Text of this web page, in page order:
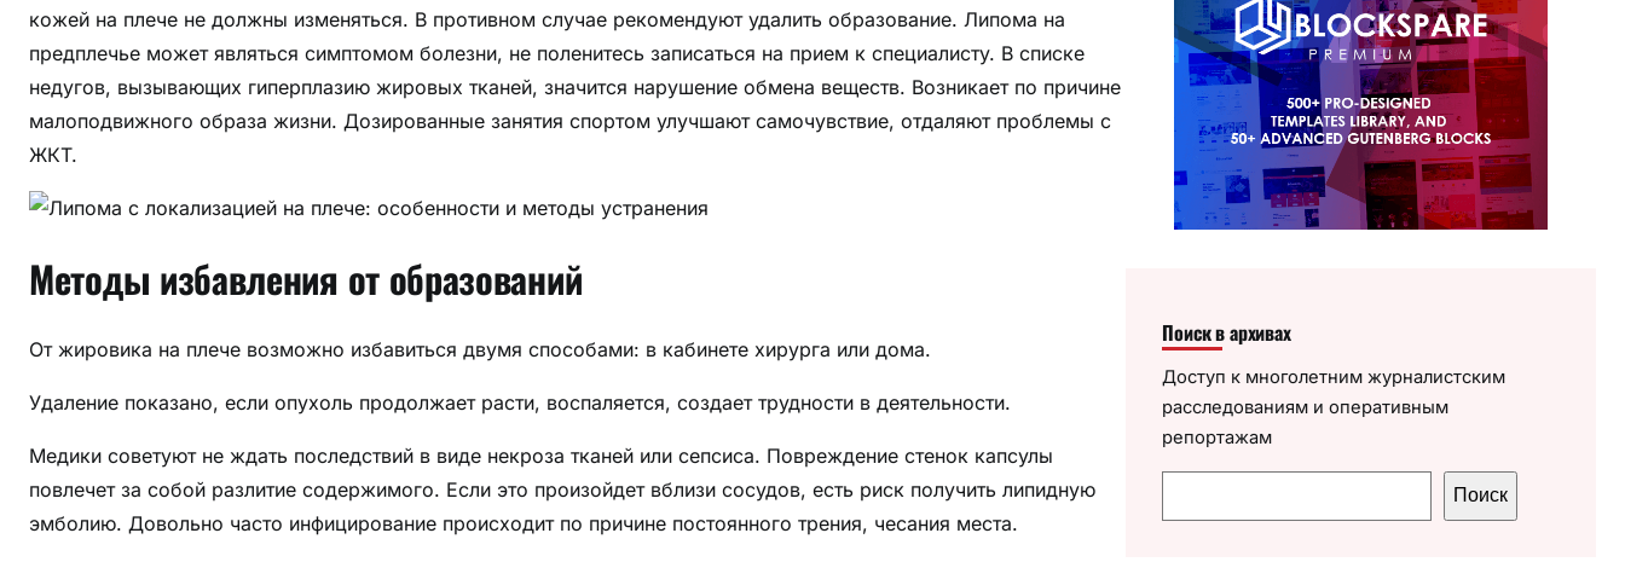
кожей на плече не должны изменяться. В противном случае рекомендуют удалить образование. Липома на
предплечье может являться симптомом болезни, не поленитесь записаться на прием к специалисту. В списке
недугов, вызывающих гиперплазию жировых тканей, значится нарушение обмена веществ. Возникает по причине
малоподвижного образа жизни. Дозированные занятия спортом улучшают самочувствие, отдаляют проблемы с
ЖКТ.
Методы избавления от образований
От жировика на плече возможно избавиться двумя способами: в кабинете хирурга или дома.
Удаление показано, если опухоль продолжает расти, воспаляется, создает трудности в деятельности.
Медики советуют не ждать последствий в виде некроза тканей или сепсиса. Повреждение стенок капсулы
повлечет за собой разлитие содержимого. Если это произойдет вблизи сосудов, есть риск получить липидную
эмболию. Довольно часто инфицирование происходит по причине постоянного трения, чесания места.
Поиск в архивах
Доступ к многолетним журналистским
расследованиям и оперативным
репортажам
о
Поиск